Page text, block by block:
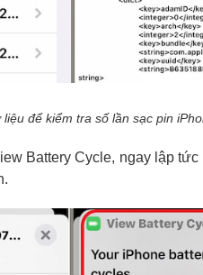
để kiểm tra số lần sạc pin
Battery Cycle, ngay lập tức